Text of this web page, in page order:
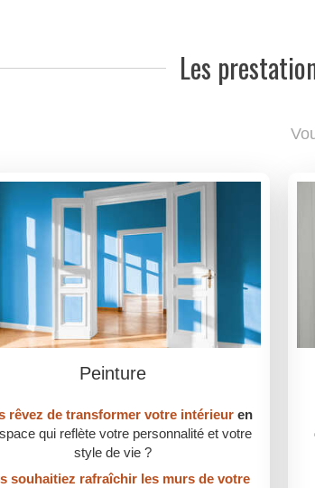
Les
Peinture
rêvez de transformer votre intérieuren
qui reflète votre personnalité et votre
style de vie ?
souhaitiez rafraîchir les murs de votre